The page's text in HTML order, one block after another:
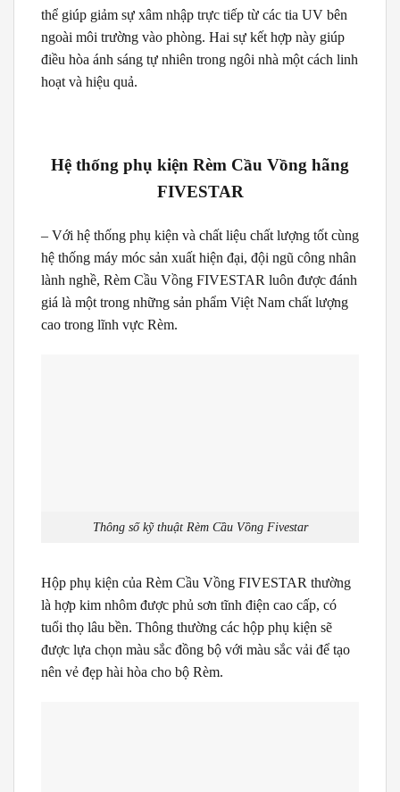
thể giúp giảm sự xâm nhập trực tiếp từ các tia UV bên
ngoài môi trường vào phòng. Hai sự kết hợp này giúp
điều hòa ánh sáng tự nhiên trong ngôi nhà một cách linh
hoạt và hiệu quả.
Hệ thống phụ kiện Rèm Cầu Vồng hãng
FIVESTAR
– Với hệ thống phụ kiện và chất liệu chất lượng tốt cùng
hệ thống máy móc sản xuất hiện đại, đội ngũ công nhân
lành nghề, Rèm Cầu Vồng FIVESTAR luôn được đánh
giá là một trong những sản phẩm Việt Nam chất lượng
cao trong lĩnh vực Rèm.
Thông số kỹ thuật Rèm Cầu Vồng Fivestar
Hộp phụ kiện của Rèm Cầu Vồng FIVESTAR thường
là hợp kim nhôm được phủ sơn tĩnh điện cao cấp, có
tuổi thọ lâu bền. Thông thường các hộp phụ kiện sẽ
được lựa chọn màu sắc đồng bộ với màu sắc vải để tạo
nên vẻ đẹp hài hòa cho bộ Rèm.